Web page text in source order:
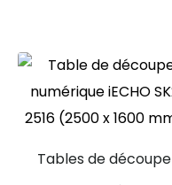
Tables de découpe